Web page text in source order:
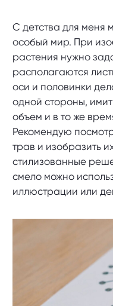
С детства для меня
особый мир. При
растения нужно
располагаются
оси и половинки
одной стороны,
объем и в то же
Рекомендую
трав и изобразить
стилизованные
смело можно
иллюстрации или